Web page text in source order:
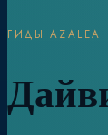
ГИДЫ AZALEA